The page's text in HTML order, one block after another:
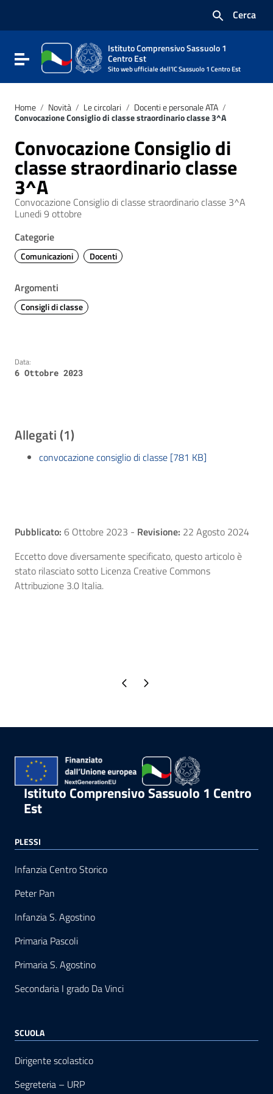
Vai al footer
Cerca
Attiva / disattiva la navigazione
Istituto Comprensivo Sassuolo 1
Centro Est
Sito web ufficiale dell'IC Sassuolo 1 Centro Est
Home / Novità / Le circolari / Docenti e personale ATA /
Convocazione Consiglio di classe straordinario classe 3^A
Convocazione Consiglio di
classe straordinario classe
3^A
Convocazione Consiglio di classe straordinario classe 3^A
Lunedi 9 ottobre
Categorie
Comunicazioni Docenti
Argomenti
Consigli di classe
Data:
6 Ottobre 2023
Allegati (1)
convocazione consiglio di classe [781 KB]
Pubblicato: 6 Ottobre 2023 - Revisione: 22 Agosto 2024
Eccetto dove diversamente specificato, questo articolo è
stato rilasciato sotto Licenza Creative Commons
Attribuzione 3.0 Italia.
Pagina precedente
Pagina successiva
Istituto Comprensivo Sassuolo 1 Centro
Est
PLESSI
Infanzia Centro Storico
Peter Pan
Infanzia S. Agostino
Primaria Pascoli
Primaria S. Agostino
Secondaria I grado Da Vinci
SCUOLA
Dirigente scolastico
Segreteria – URP